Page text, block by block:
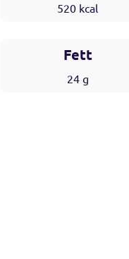
520 kcal
Fett
24g